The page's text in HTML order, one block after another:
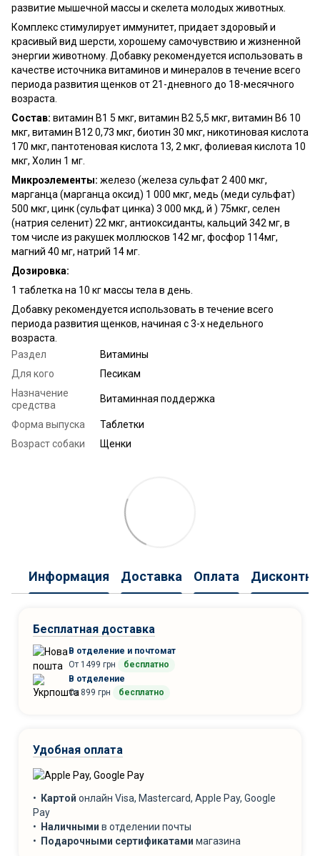
развитие мышечной массы и скелета молодых животных.
Комплекс стимулирует иммунитет, придает здоровый и
красивый вид шерсти, хорошему самочувствию и жизненной
энергии животному. Добавку рекомендуется использовать в
качестве источника витаминов и минералов в течение всего
периода развития щенков от 21-дневного до 18-месячного
возраста.
Состав: витамин B1 5 мкг, витамин B2 5,5 мкг, витамин B6 10
мкг, витамин B12 0,73 мкг, биотин 30 мкг, никотиновая кислота
170 мкг, пантотеновая кислота 13, 2 мкг, фолиевая кислота 10
мкг, Холин 1 мг.
Микроэлементы: железо (железа сульфат 2 400 мкг,
марганца (марганца оксид) 1 000 мкг, медь (меди сульфат)
500 мкг, цинк (сульфат цинка) 3 000 мкд, й ) 75мкг, селен
(натрия селенит) 22 мкг, антиоксиданты, кальций 342 мг, в
том числе из ракушек моллюсков 142 мг, фосфор 114мг,
магний 40 мг, натрий 14 мг.
Дозировка:
1 таблетка на 10 кг массы тела в день.
Добавку рекомендуется использовать в течение всего
периода развития щенков, начиная с 3-х недельного
возраста.
Раздел
Витамины
Для кого
Песикам
Назначение
средства
Витаминная поддержка
Форма выпуска
Таблетки
Возраст собаки
Щенки
Информация Доставка Оплата
Бесплатная доставка
В отделение и почтомат
От 1499 грн
бесплатно
В отделение
От 899 грн
бесплатно
Удобная оплата
• Картой онлайн Visa, Mastercard, Apple Pay, Google
Pay
•
Наличными в отделении почты
•
Подарочными сертификатами магазина